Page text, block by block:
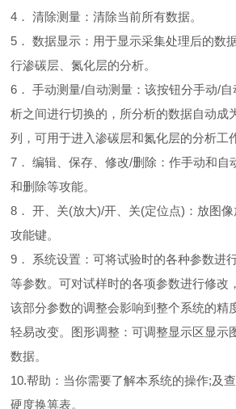
4． 清除测量：清除当前所有数据。
5． 数据显示：用于显示采集处理后的数
行渗碳层、氮化层的分析。
6． 手动测量/自动测量：该按钮分手动/
析之间进行切换的，所分析的数据自动成
列，可用于进入渗碳层和氮化层的分析工
7． 编辑、保存、修改/删除：作手动和自
和删除等攻能。
8． 开、关(放大)/开、关(定位点)：放图
攻能键。
9． 系统设置：可将试验时的各种参数进
等参数。可对试样时的各项参数进行修改
该部分参数的调整会影响到整个系统的精
轻易改变。图形调整：可调整显示区显示
数据。
10.帮助：当你需要了解本系统的操作;及
硬度换箅表。